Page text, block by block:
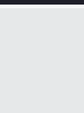
Votre